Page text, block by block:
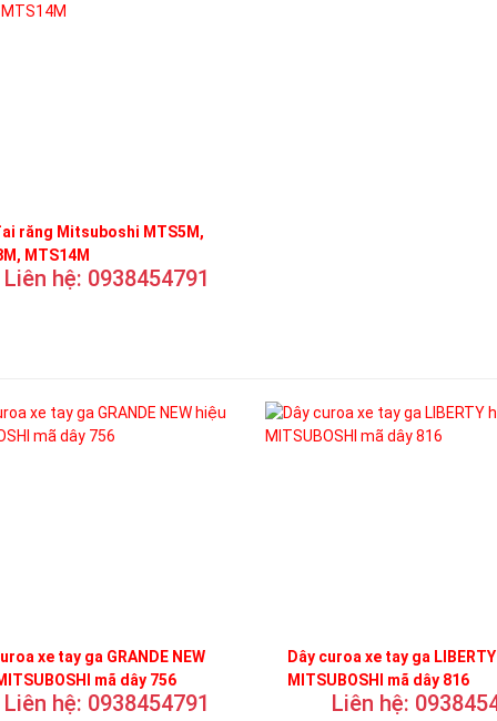
răng Mitsuboshi MTS5M,
MTS14M
Liên hệ: 0938454791
xe tay ga GRANDE NEW
mã dây 756
Liên hệ: 0938454791
Dây curoa xe tay ga
MITSUBOSHI mã dây 816
Liên hệ: